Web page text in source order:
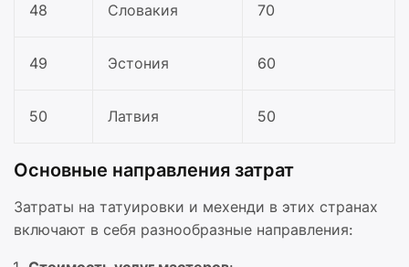
48 Словакия 70
49 Эстония 60
50 Латвия 50
Основные направления затрат
Затраты на татуировки и мехенди в этих странах
включают в себя разнообразные направления: